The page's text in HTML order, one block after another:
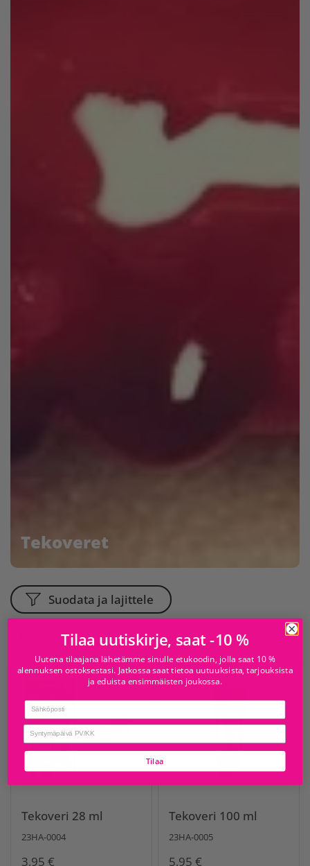
Tekoveret
Suodata ja lajittele
Tekoveri 28 ml
23HA-0004
3,95 €
Tekoveri 100 ml
23HA-0005
5,95 €
Tilaa uutiskirje, saat -10 %
Uutena tilaajana lähetämme sinulle etukoodin, jolla saat 10 %
alennuksen ostoksestasi. Jatkossa saat tietoa uutuuksista, tarjouksista
ja eduista ensimmäisten joukossa.
Email
birthday
Tilaa